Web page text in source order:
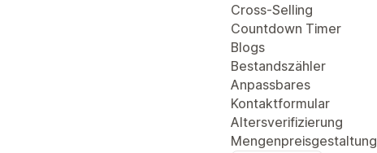
Cross-Selling
Countdown Timer
Blogs
Bestandszähler
Anpassbares
Kontaktformular
Altersverifizierung
Mengenpreisgestaltung